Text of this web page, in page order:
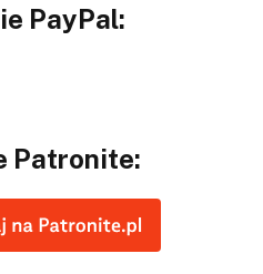
PayPal:
Patronite: